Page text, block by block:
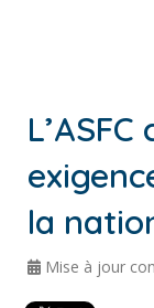
la
Mise à jour